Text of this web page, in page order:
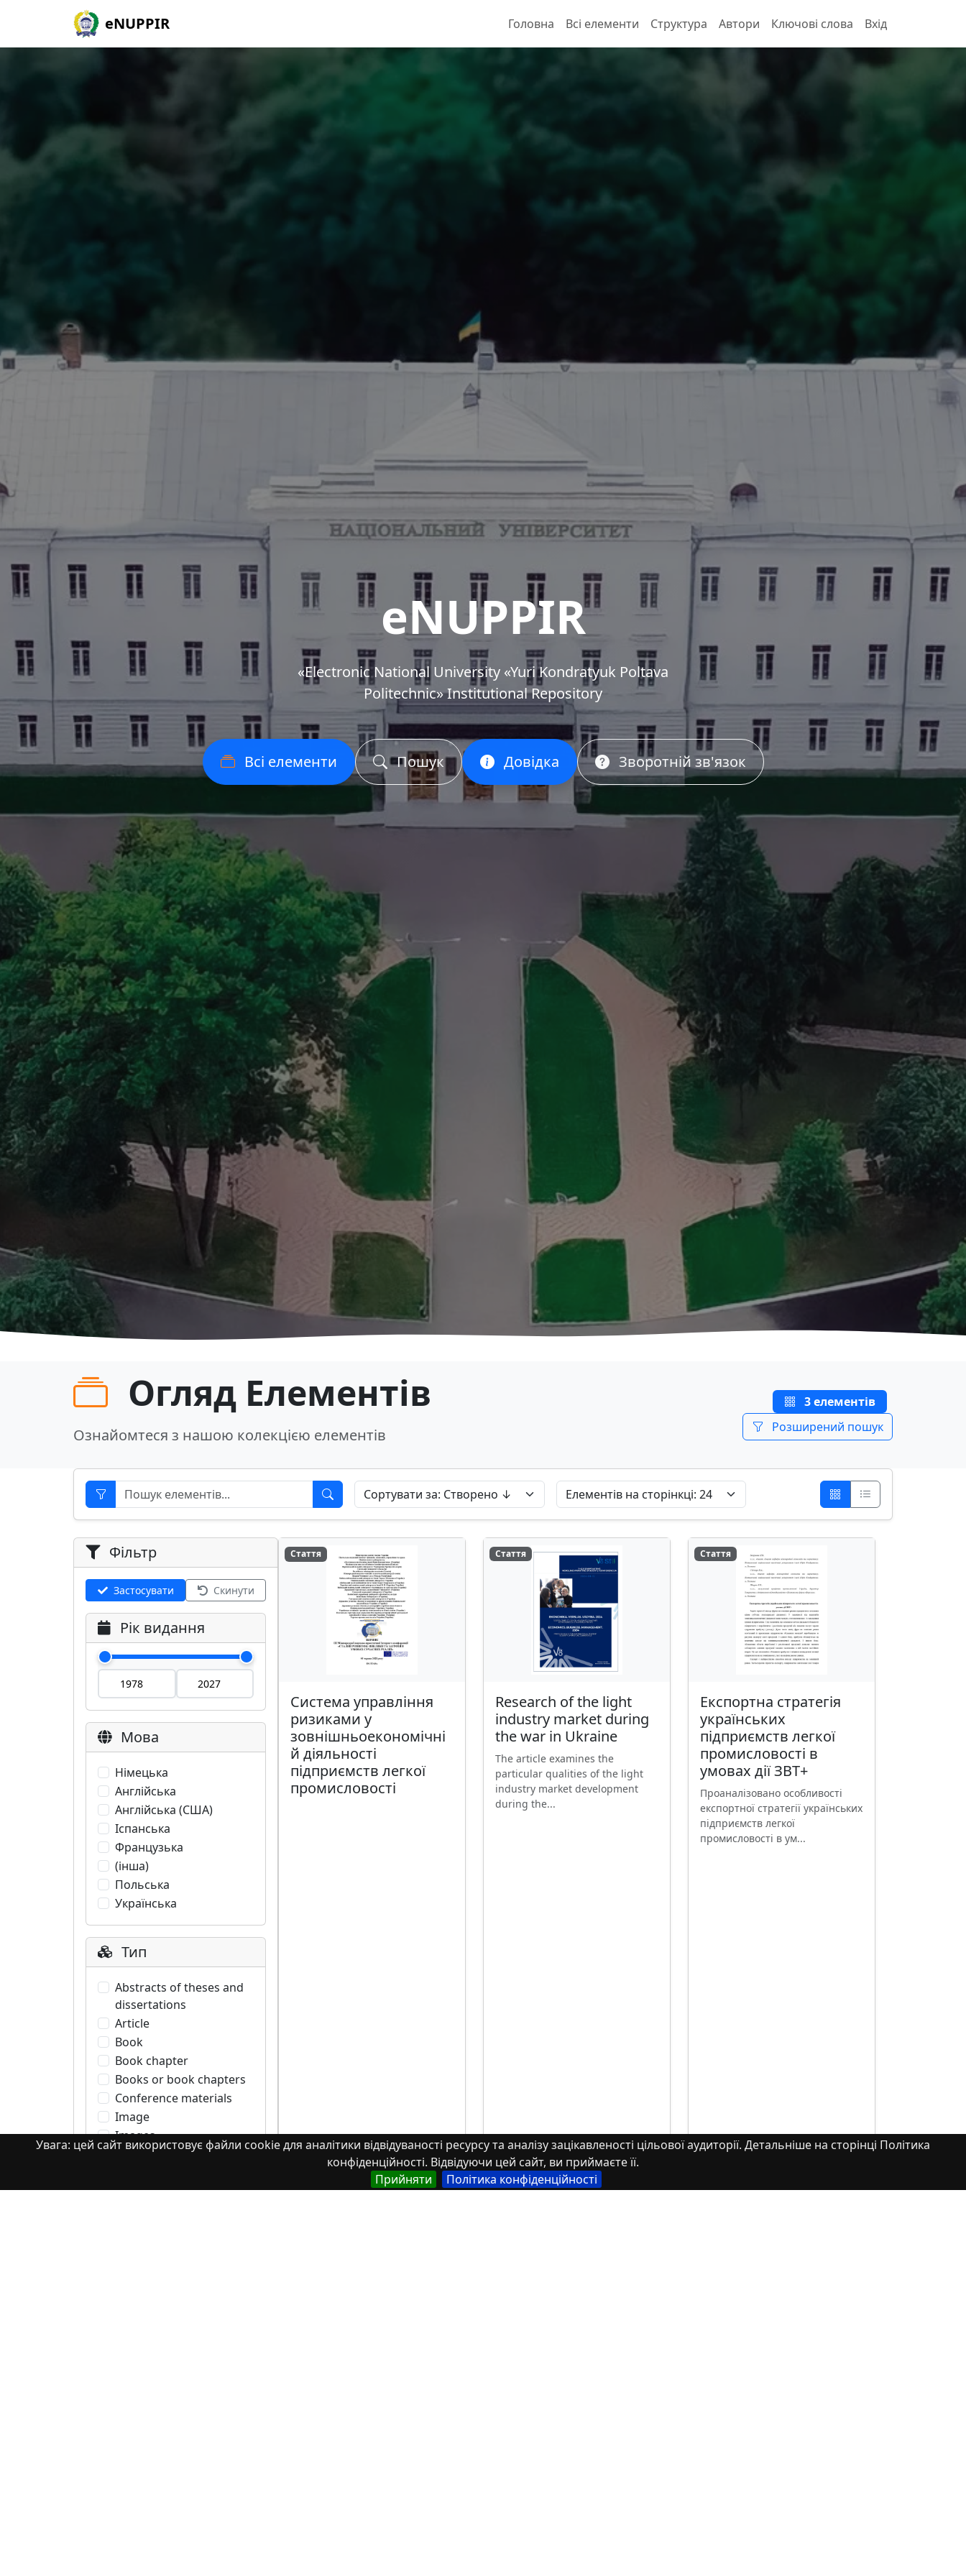
Увага: цей сайт використовує файли cookie для аналітики відвідуваності ресурсу та аналізу зацікавленості цільової аудиторії. Детальніше на сторінці Політика
конфіденційності. Відвідуючи цей сайт, ви приймаєте її.
Прийняти
Політика конфіденційності
eNUPPIR Головна Всі елементи Структура Автори Ключові слова Вхід
eNUPPIR
«Еlectronic National University «Yuri Kondratyuk Poltava
Politechnic» Institutional Repository
Всі елементи Пошук Довідка Зворотній зв'язок
Огляд Елементів
Ознайомтеся з нашою колекцією елементів
3 елементів
Розширений пошук
Фільтр
Застосувати Скинути
Рік видання
Мова
Німецька
Англійська
Англійська (США)
Іспанська
Французька
(інша)
Польська
Українська
Тип
Abstracts of theses and
dissertations
Article
Book
Book chapter
Books or book chapters
Conference materials
Image
Images
Learning Object
Monograph. Books or
Стаття
Система управління
ризиками у
зовнішньоекономічні
й діяльності
підприємств легкої
промисловості
Стаття
Research of the light
industry market during
the war in Ukraine
The article examines the
particular qualities of the light
industry market development
during the...
Стаття
Експортна стратегія
українських
підприємств легкої
промисловості в
умовах дії ЗВТ+
Проаналізовано особливості
експортної стратегії українських
підприємств легкої
промисловості в ум...